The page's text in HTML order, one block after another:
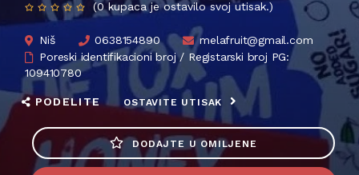
(0 kupaca je ostavilo svoj utisak.)
Niš 0638154890
melafruit@gmail.com
Poreski identifikacioni broj / Registarski broj PG:
109410780
PODELITE OSTAVITE UTISAK
DODAJTE U OMILJENE